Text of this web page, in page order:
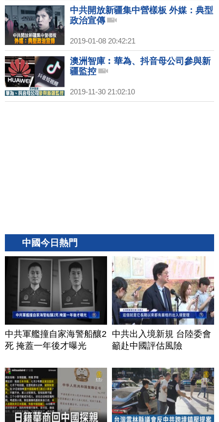
中共開放新疆集中營樣板 外媒：典型
政治宣傳
2019-01-08 20:42:21
澳洲智庫︰華為、抖音母公司參與新
疆監控
2019-11-30 21:02:10
中國今日熱門
中共軍艦撞自家海警船釀2
死 掩蓋一年後才曝光
中共出入境新規 台陸委會
籲赴中國評估風險